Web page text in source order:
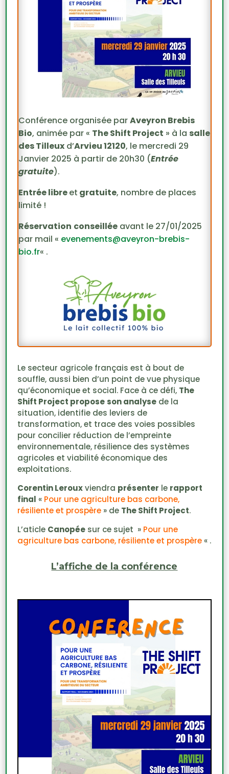
Conférence organisée parAveyron Brebis
Bio, animée par « The Shift Project » à la salle
des Tilleux d’Arvieu 12120, le mercredi 29
Janvier 2025 à partir de 20h30 (Entrée
gratuite).
Entrée libreet gratuite, nombre de places
limité !
Réservation conseillée avant le 27/01/2025
par mail « evenements@aveyron-brebis-
bio.fr« .
Le secteur agricole français est à bout de
souffle, aussi bien d’un point de vue physique
qu’économique et social. Face à ce défi, The
Shift Project propose son analyse de la
situation, identifie des leviers de
transformation, et trace des voies possibles
pour concilier réduction de l’empreinte
environnementale, résilience des systèmes
agricoles et viabilité économique des
exploitations.
Corentin Lerouxviendra présenter le rapport
final « Pour une agriculture bas carbone,
résiliente et prospère » de The Shift Project.
L’aticle Canopée sur ce sujet » Pour une
agriculture bas carbone, résiliente et prospère « .
L’affiche de la conférence